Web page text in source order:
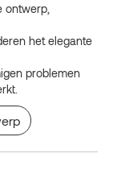
ontwerp,
het elegante
problemen